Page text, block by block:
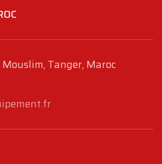
Tanger, Maroc